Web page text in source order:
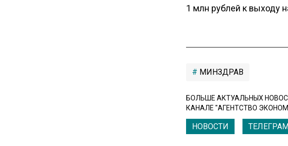
1 млн рублей к выходу
МИНЗДРАВ
БОЛЬШЕ АКТУАЛЬНЫХ
КАНАЛЕ "АГЕНТСТВО
НОВОСТИ